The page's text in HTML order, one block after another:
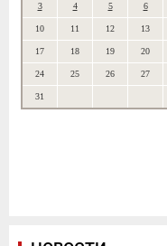
3 4 5 6
10 11 12 13
17 18 19 20
24 25 26 27
31